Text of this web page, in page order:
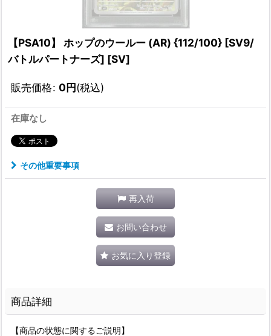
【PSA10】 ホップのウールー (AR) {112/100} [SV9/
バトルパートナーズ] [SV]
販売価格: 0円(税込)
在庫なし
その他重要事項
再入荷
お問い合わせ
お気に入り登録
商品詳細
【商品の状態に関するご説明】